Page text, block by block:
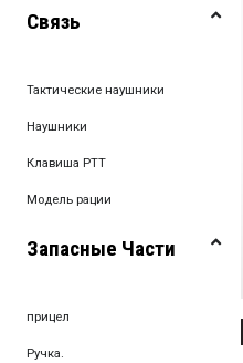
Связь
Тактические наушники
Наушники
Клавиша PTT
Модель рации
Запасные Части
прицел
Ручка.